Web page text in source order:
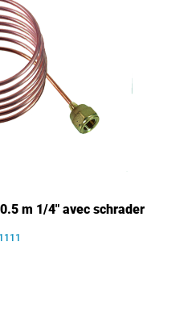
m 1/4" avec schrader